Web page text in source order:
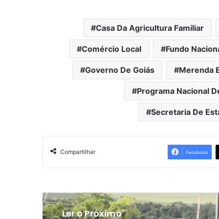
Casa Da Agricultura Familiar
Comércio Local Fundo
Governo De Goiás Merenda
Programa Nacional
Secretaria De
Compartilhar Facebook
Ler o Próximo